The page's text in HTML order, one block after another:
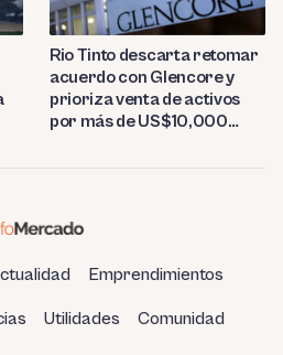
Rio Tinto descarta retomar
acuerdo con Glencore y
prioriza venta de activos
por más de US$10,000
Emprendimientos
Utilidades Comunidad